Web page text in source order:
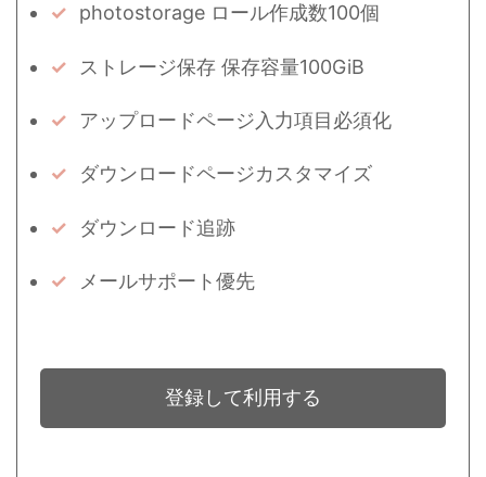
photostorage ロール作成数100個
ストレージ保存 保存容量100GiB
アップロードページ入力項目必須化
ダウンロードページカスタマイズ
ダウンロード追跡
メールサポート優先
登録して利用する